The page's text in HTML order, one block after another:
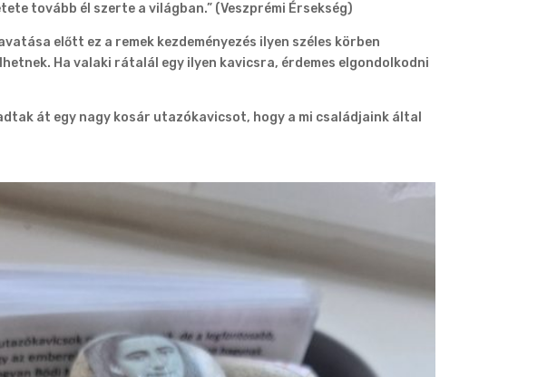
tovább él szerte a világban.” (Veszprémi Érsekség)
előtt ez a remek kezdeményezés ilyen széles körben
Ha valaki rátalál egy ilyen kavicsra, érdemes elgondolkodni
át egy nagy kosár utazókavicsot, hogy a mi családjaink által